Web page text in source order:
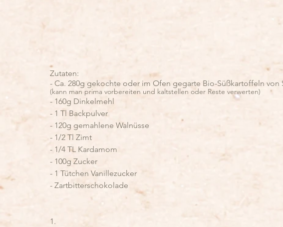
Zutaten:
- Ca. 280g gekochte oder im Ofen gegarte Bio-Süßkartoffeln von
(kann man prima vorbereiten und kaltstellen oder Reste verwerten)
- 160g Dinkelmehl
- 1 Tl Backpulver
- 120g gemahlene Walnüsse
- 1/2 Tl Zimt
- 1/4 TL Kardamom
- 100g Zucker
- 1 Tütchen Vanillezucker
- Zartbitterschokolade
1.